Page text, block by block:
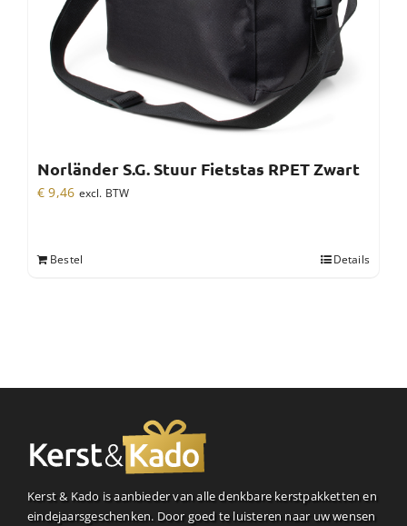
Norländer S.G. Stuur Fietstas RPET Zwart
€ 9,46 excl. BTW
Bestel Details
Kerst & Kado is aanbieder van alle denkbare kerstpakketten en
eindejaarsgeschenken. Door goed te luisteren naar uw wensen